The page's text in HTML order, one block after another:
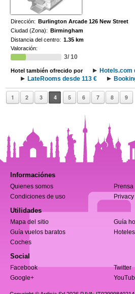
Dirección: Burlington Arcade 126 New Street
Ciudad (Zona): Birmingham
Distancia del centro: 1.35 km
Valoración:
3/ 10
Hotel también ofrecido por
Hotels.com
LateRooms desde 113 €
1 2 3 4 5 6 7 8 9
Informaciónes
Quienes somos
Prensa
Condiciones de uso
Privacy
Utilidades
Mapa del sitio
Guía
Guía vuelos baratos
Hoteles
Coches
Social
Facebook
Twitter
Google+